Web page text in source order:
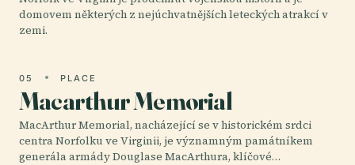
domovem některých z nejúchvatnějších leteckých atrakcí v
zemi.
05 PLACE
Macarthur Memorial
MacArthur Memorial, nacházející se v historickém srdci
centra Norfolku ve Virginii, je významným památníkem
generála armády Douglase MacArthura, klíčové…